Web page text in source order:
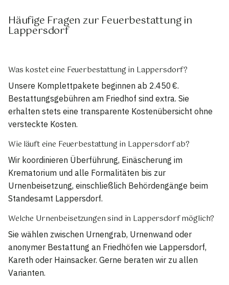
Häufige Fragen zur Feuerbestattung in
Lappersdorf
Was kostet eine Feuerbestattung in Lappersdorf?
Unsere Komplettpakete beginnen ab 2.450 €.
Bestattungsgebühren am Friedhof sind extra. Sie
erhalten stets eine transparente Kostenübersicht ohne
versteckte Kosten.
Wie läuft eine Feuerbestattung in Lappersdorf ab?
Wir koordinieren Überführung, Einäscherung im
Krematorium und alle Formalitäten bis zur
Urnenbeisetzung, einschließlich Behördengänge beim
Standesamt Lappersdorf.
Welche Urnenbeisetzungen sind in Lappersdorf möglich?
Sie wählen zwischen Urnengrab, Urnenwand oder
anonymer Bestattung an Friedhöfen wie Lappersdorf,
Kareth oder Hainsacker. Gerne beraten wir zu allen
Varianten.